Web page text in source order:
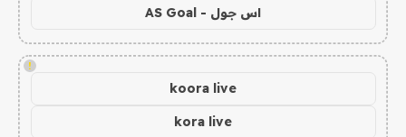
اس جول - AS Goal
!
koora live
kora live